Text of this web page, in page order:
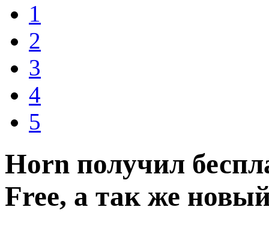
1
2
3
4
5
Horn получил
Free, а так же